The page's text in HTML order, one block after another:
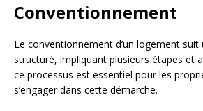
Conventionnement
Le conventionnement d’un logement suit
structuré, impliquant plusieurs étapes et
ce processus est essentiel pour les
s’engager dans cette démarche.